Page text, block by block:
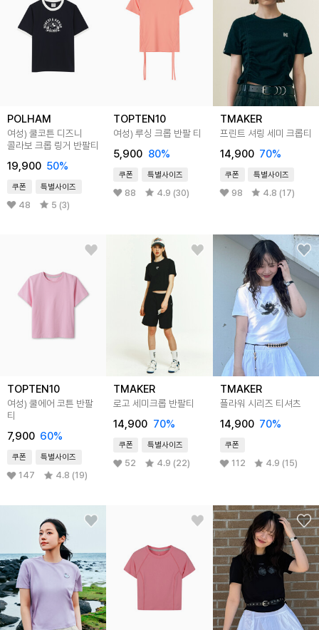
POLHAM
여성) 쿨코튼 디즈니
콜라보 크롭 링거 반팔티
19,900 50%
쿠폰 특별사이즈
48 5 (3)
TOPTEN10
여성) 루싱 크롭 반팔 티
5,900 80%
쿠폰 특별사이즈
88 4.9 (30)
TMAKER
프린트 셔링 세미 크롭티
14,900 70%
쿠폰 특별사이즈
98 4.8 (17)
TOPTEN10
여성) 쿨에어 코튼 반팔
티
7,900 60%
쿠폰 특별사이즈
147 4.8 (19)
TMAKER
로고 세미크롭 반팔티
14,900 70%
쿠폰 특별사이즈
52 4.9 (22)
TMAKER
플라워 시리즈 티셔츠
14,900 70%
쿠폰
112 4.9 (15)